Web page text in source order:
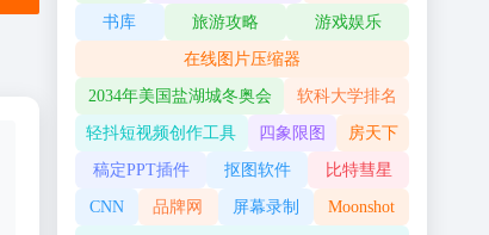
书库 旅游攻略 游戏娱乐
在线图片压缩器
2034年美国盐湖城冬奥会 软科大学排名
轻抖短视频创作工具 四象限图 房天下
稿定PPT插件 抠图软件 比特彗星
CNN 品牌网 屏幕录制 Moonshot